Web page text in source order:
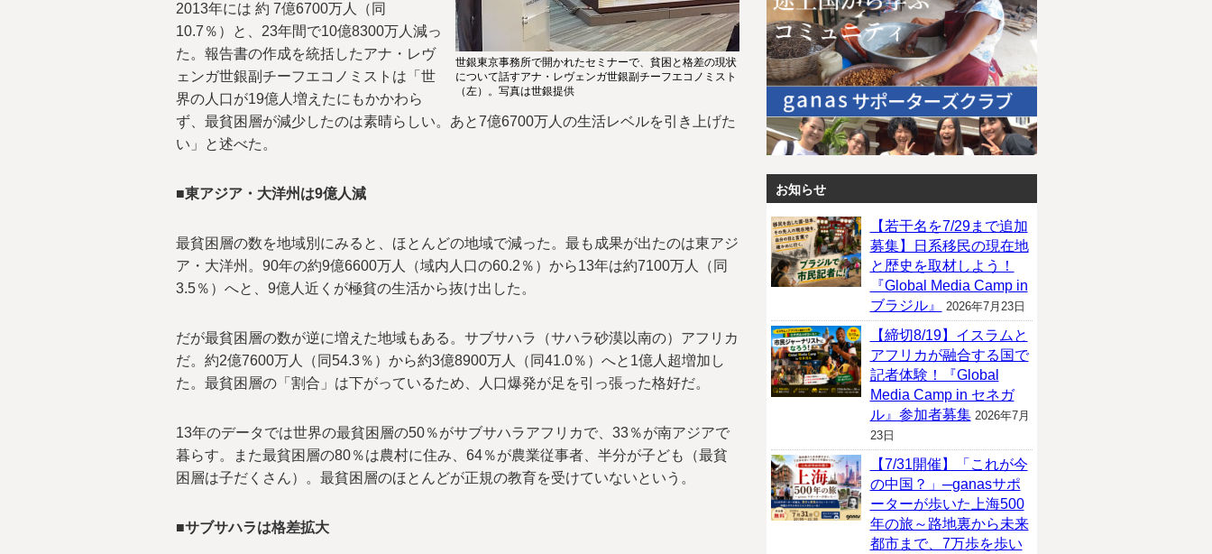
世銀東京事務所で開かれたセミナーで、貧困と格差の現状
について話すアナ・レヴェンガ世銀副チーフエコノミスト
（左）。写真は世銀提供
2013年には 約 7億6700万人（同
10.7％）と、23年間で10億8300万人減っ
た。報告書の作成を統括したアナ・レヴ
ェンガ世銀副チーフエコノミストは「世
界の人口が19億人増えたにもかかわら
ず、最貧困層が減少したのは素晴らしい。あと7億6700万人の生活レベルを引き上げた
い」と述べた。
■東アジア・大洋州は9億人減
最貧困層の数を地域別にみると、ほとんどの地域で減った。最も成果が出たのは東アジ
ア・大洋州。90年の約9億6600万人（域内人口の60.2％）から13年は約7100万人（同
3.5％）へと、9億人近くが極貧の生活から抜け出した。
だが最貧困層の数が逆に増えた地域もある。サブサハラ（サハラ砂漠以南の）アフリカ
だ。約2億7600万人（同54.3％）から約3億8900万人（同41.0％）へと1億人超増加し
た。最貧困層の「割合」は下がっているため、人口爆発が足を引っ張った格好だ。
13年のデータでは世界の最貧困層の50％がサブサハラアフリカで、33％が南アジアで
暮らす。また最貧困層の80％は農村に住み、64％が農業従事者、半分が子ども（最貧
困層は子だくさん）。最貧困層のほとんどが正規の教育を受けていないという。
■サブサハラは格差拡大
お知らせ
【若干名を7/29まで追加
募集】日系移民の現在地
と歴史を取材しよう！
『Global Media Camp in
ブラジル』
2026年7月23日
【締切8/19】イスラムと
アフリカが融合する国で
記者体験！『Global
Media Camp in セネガ
ル』参加者募集 2026年7月
23日
【7/31開催】「これが今
の中国？」─ganasサポ
ーターが歩いた上海500
年の旅～路地裏から未来
都市まで、7万歩を歩い